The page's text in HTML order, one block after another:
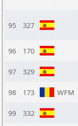
95 327
96 170
97 329
98 173 WFM
99 332